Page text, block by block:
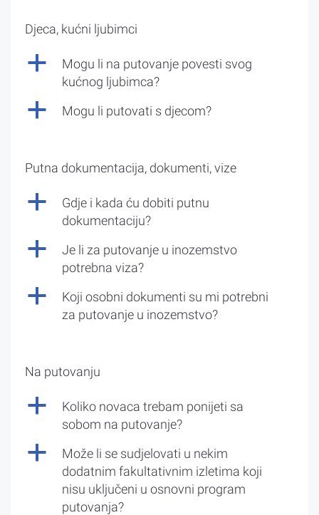
Djeca, kućni ljubimci
a
Mogu li na putovanje povesti svog
kućnog ljubimca?
a Mogu li putovati s djecom?
Putna dokumentacija, dokumenti, vize
a
Gdje i kada ću dobiti putnu
dokumentaciju?
a
Je li za putovanje u inozemstvo
potrebna viza?
a
Koji osobni dokumenti su mi potrebni
za putovanje u inozemstvo?
Na putovanju
a
Koliko novaca trebam ponijeti sa
sobom na putovanje?
a
Može li se sudjelovati u nekim
dodatnim fakultativnim izletima koji
nisu uključeni u osnovni program
putovanja?